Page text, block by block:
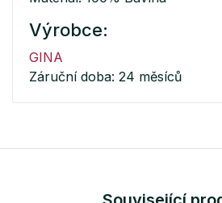
Výrobce:
GINA
Záruční doba: 24 měsíců